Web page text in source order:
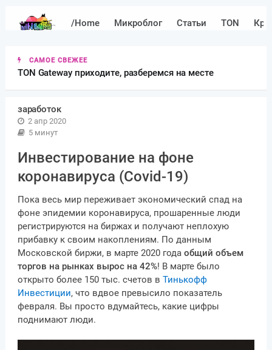
/Home Микроблог Статьи TON
САМОЕ СВЕЖЕЕ
TON Gateway приходите, разберемся на месте
заработок
2 апр 2020
5 минут
Инвестирование на фоне
коронавируса (Covid-19)
Пока весь мир переживает экономический спад на
фоне эпидемии коронавируса, прошаренные люди
регистрируются на биржах и получают неплохую
прибавку к своим накоплениям. По данным
Московской биржи, в марте 2020 года общий объем
торгов на рынках вырос на 42%! В марте было
открыто более 150 тыс. счетов в Тинькофф
Инвестиции, что вдвое превысило показатель
февраля. Вы просто вдумайтесь, какие цифры
поднимают люди.